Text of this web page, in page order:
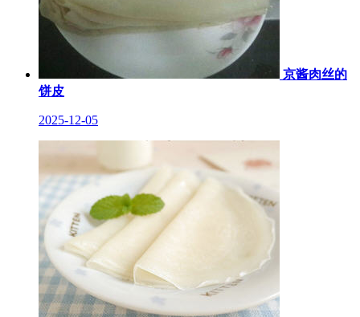
京酱肉丝的
饼皮
2025-12-05